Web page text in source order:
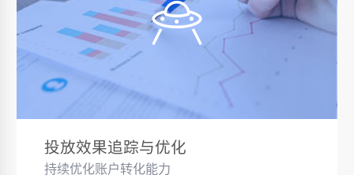
投放效果追踪与优化
持续优化账户转化能力